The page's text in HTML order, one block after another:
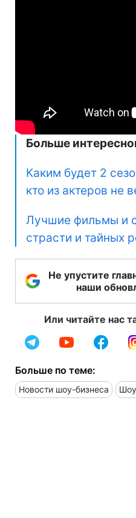
Больше
Каким будет 2
кто из актеров не
Лучшие фильмы и
страсти и тайных
Не упустите
наши
Или читайте нас
Больше по теме:
Новости шоу-бизнеса